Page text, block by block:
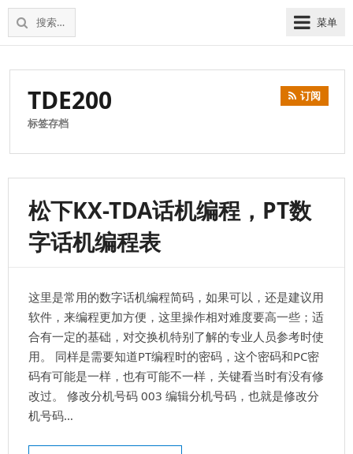
松
下
话
上
海
维
修
交
搜
索：
菜单
TDE200
标签存档
订阅
松下KX-TDA话机编程，PT数
字话机编程表
这里是常用的数字话机编程简码，如果可以，还是建议用
软件，来编程更加方便，这里操作相对难度要高一些；适
合有一定的基础，对交换机特别了解的专业人员参考时使
用。 同样是需要知道PT编程时的密码，这个密码和PC密
码有可能是一样，也有可能不一样，关键看当时有没有修
改过。 修改分机号码 003 编辑分机号码，也就是修改分
机号码…